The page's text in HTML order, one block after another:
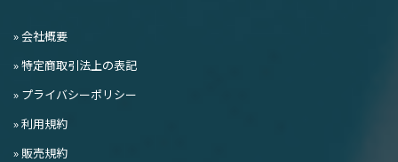
» 会社概要
» 特定商取引法上の表記
» プライバシーポリシー
» 利用規約
» 販売規約